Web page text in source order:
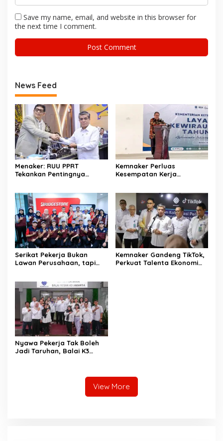
Save my name, email, and website in this browser for
the next time I comment.
News Feed
Menaker: RUU PPRT
Tekankan Pentingnya
Kemnaker Perluas
Kesempatan Kerja
Serikat Pekerja Bukan
Lawan Perusahaan, tapi
Kemnaker Gandeng TikTok,
Perkuat Talenta Ekonomi
Nyawa Pekerja Tak Boleh
Jadi Taruhan, Balai K3
View More